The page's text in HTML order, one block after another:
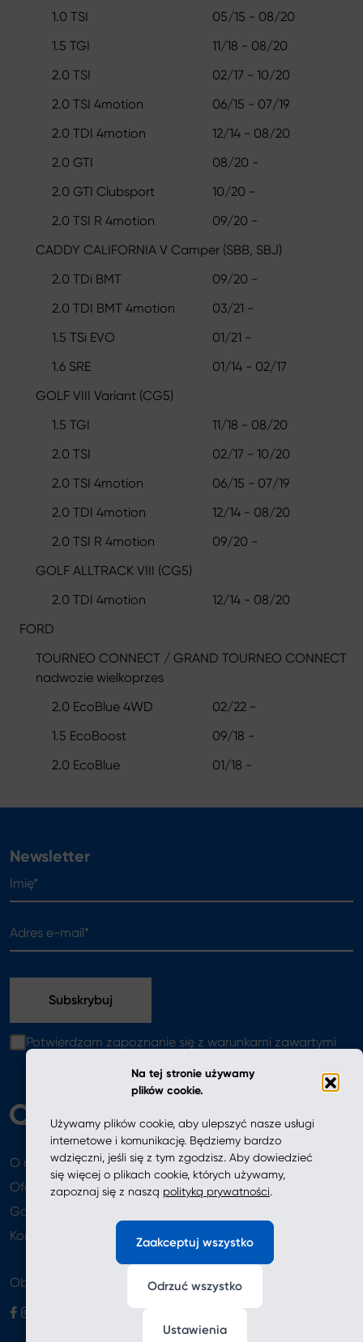
Na tej stronie używamy
plików cookie.
Używamy plików cookie, aby ulepszyć nasze usługi
internetowe i komunikację. Będziemy bardzo
wdzięczni, jeśli się z tym zgodzisz. Aby dowiedzieć
się więcej o plikach cookie, których używamy,
zapoznaj się z naszą polityką prywatności.
Zaakceptuj wszystko
Odrzuć wszystko
Ustawienia
1.0 TSI
05/15 - 08/20
1.5 TGI
11/18 - 08/20
2.0 TSI
02/17 - 10/20
2.0 TSI 4motion
06/15 - 07/19
2.0 TDI 4motion
12/14 - 08/20
2.0 GTI
08/20 -
2.0 GTI Clubsport
10/20 -
2.0 TSI R 4motion
09/20 -
CADDY CALIFORNIA V Camper (SBB, SBJ)
2.0 TDi BMT
09/20 -
2.0 TDI BMT 4motion
03/21 -
1.5 TSi EVO
01/21 -
1.6 SRE
01/14 - 02/17
GOLF VIII Variant (CG5)
1.5 TGI
11/18 - 08/20
2.0 TSI
02/17 - 10/20
2.0 TSI 4motion
06/15 - 07/19
2.0 TDI 4motion
12/14 - 08/20
2.0 TSI R 4motion
09/20 -
GOLF ALLTRACK VIII (CG5)
2.0 TDI 4motion
12/14 - 08/20
FORD
TOURNEO CONNECT / GRAND TOURNEO CONNECT
nadwozie wielkoprzes
2.0 EcoBlue 4WD
02/22 -
1.5 EcoBoost
09/18 -
2.0 EcoBlue
01/18 -
Newsletter
Adres e-mail*
Potwierdzam zapoznanie się z warunkami zawartymi
O nas
Oferta
Aktualności
Gdzie kupić
Kontakt
Obserwuj nas